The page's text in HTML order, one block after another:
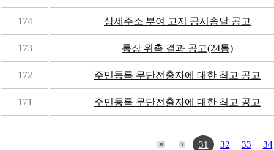
174 상세주소 부여 고지 공시송달 공고
173 통장 위촉 결과 공고(24통)
172 주민등록 무단전출자에 대한 최고 공고
171 주민등록 무단전출자에 대한 최고 공고
31 32 33 34